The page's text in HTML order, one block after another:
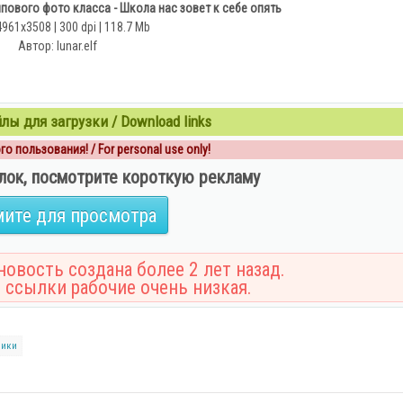
фото класса - Школа нас зовет к себе опять
| 300 dpi | 118.7 Mb
Автор: lunar.elf
для загрузки / Download links
пользования! / For personal use only!
посмотрите короткую рекламу
для просмотра
создана более 2 лет назад.
рабочие очень низкая.